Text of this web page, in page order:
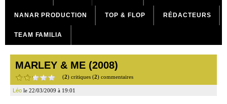
NANAR PRODUCTION TOP & FLOP RÉDACTEURS
TEAM FAMILIA
MARLEY & ME (2008)
(2) critiques (2) commentaires
Léo le 22/03/2009 à 19:01